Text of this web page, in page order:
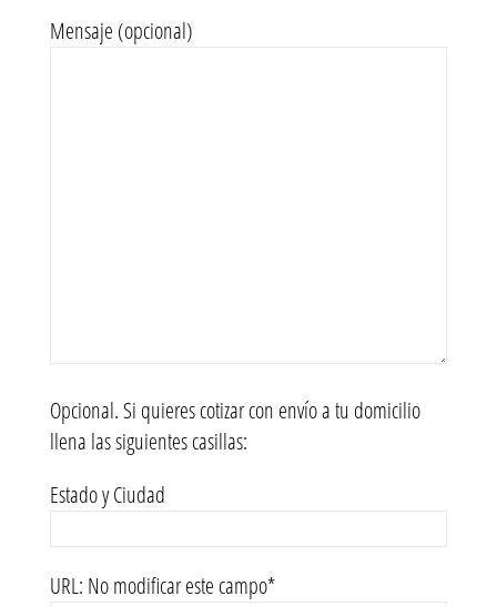
Mensaje (opcional)
Opcional. Si quieres cotizar con envío a tu domicilio
llena las siguientes casillas:
Estado y Ciudad
URL: No modificar este campo*